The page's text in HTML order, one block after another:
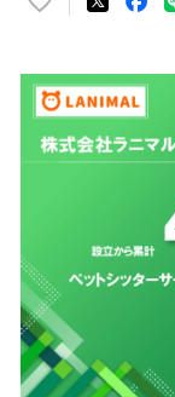
い
！
数
を
で
す